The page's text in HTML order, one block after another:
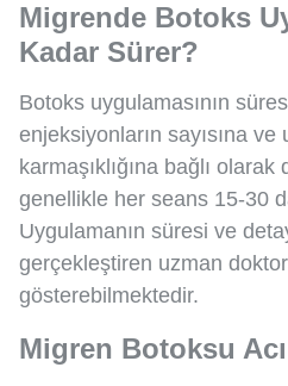
Migrende Botoks
Kadar Sürer?
Botoks uygulamasının
enjeksiyonların sayısına ve
karmaşıklığına bağlı
genellikle her seans 15-30
Uygulamanın süresi ve
gerçekleştiren uzman
gösterebilmektedir.
Migren Botoksu